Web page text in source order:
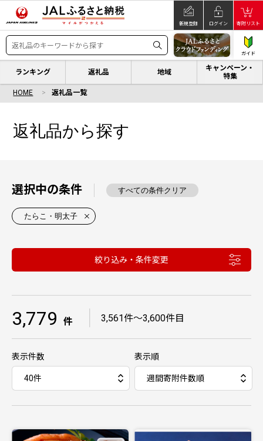
新規登録 ログイン 寄附リスト
ガイド
ランキング 返礼品 地域
キャンペーン・
特集
HOME 返礼品一覧
返礼品から探す
選択中の条件 すべての条件クリア
たらこ・明太子
絞り込み・条件変更
3,779 件 3,561件〜3,600件目
表示件数 表示順